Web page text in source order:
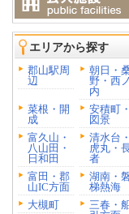
エリアから探す
郡山駅周
辺
朝日・
野・西ノ
内
菜根・開
成
安積町・
図景
富久山・
八山田・
日和田
清水台・
虎丸・
者
富田・郡
山IC方面
湖南・
梯熱海
大槻町
三春・